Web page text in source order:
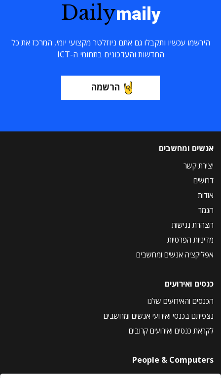
Dailymaily
הירשמו עכשיו ותקבלו גם אתם ניוזלטר מקצועי יומי, המרכז את כל
החדשות והעדכונים בתחומי ה-ICT
הרשמה
אנשים ומחשבים
יצירת קשר
דרושים
אודות
הנמר
הצהרת נגישות
מדיניות הפרטיות
אפליקציה אנשים ומחשבים
כנסים ואירועים
הכנסים והאירועים שלנו
נצפיתם בכנסי ואירועי אנשים ומחשבים
לקראת כנסים ואירועים קרובים
People & Computers